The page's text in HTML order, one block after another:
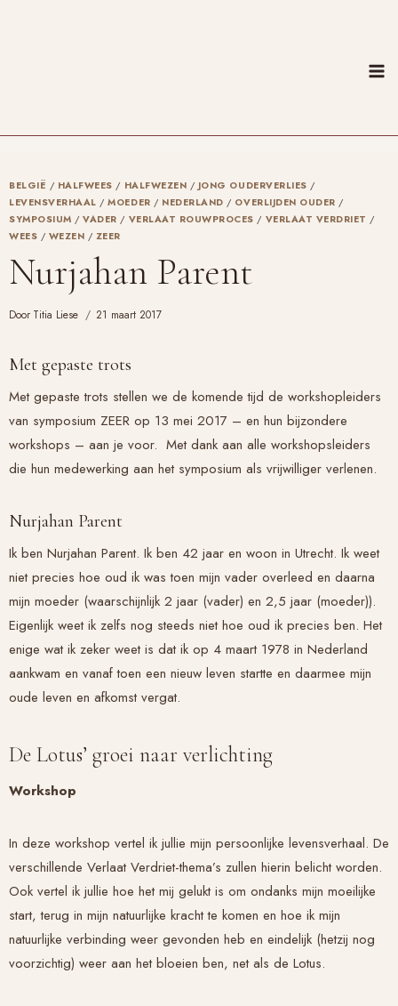
BELGIË / HALFWEES / HALFWEZEN /JONG OUDERVERLIES /
LEVENSVERHAAL /MOEDER / NEDERLAND / OVERLIJDEN OUDER /
SYMPOSIUM /VADER / VERLAAT ROUWPROCES / VERLAAT VERDRIET /
WEES / WEZEN / ZEER
Nurjahan Parent
Door Titia Liese 21 maart 2017
Met gepaste trots
Met gepaste trots stellen we de komende tijd de workshopleiders
van symposium ZEER op 13 mei 2017 – en hun bijzondere
workshops – aan je voor. Met dank aan alle workshopsleiders
die hun medewerking aan het symposium als vrijwilliger verlenen.
Nurjahan Parent
Ik ben Nurjahan Parent. Ik ben 42 jaar en woon in Utrecht. Ik weet
niet precies hoe oud ik was toen mijn vader overleed en daarna
mijn moeder (waarschijnlijk 2 jaar (vader) en 2,5 jaar (moeder)).
Eigenlijk weet ik zelfs nog steeds niet hoe oud ik precies ben. Het
enige wat ik zeker weet is dat ik op 4 maart 1978 in Nederland
aankwam en vanaf toen een nieuw leven startte en daarmee mijn
oude leven en afkomst vergat.
De Lotus’ groei naar verlichting
Workshop
In deze workshop vertel ik jullie mijn persoonlijke levensverhaal. De
verschillende Verlaat Verdriet-thema’s zullen hierin belicht worden.
Ook vertel ik jullie hoe het mij gelukt is om ondanks mijn moeilijke
start, terug in mijn natuurlijke kracht te komen en hoe ik mijn
natuurlijke verbinding weer gevonden heb en eindelijk (hetzij nog
voorzichtig) weer aan het bloeien ben, net als de Lotus.